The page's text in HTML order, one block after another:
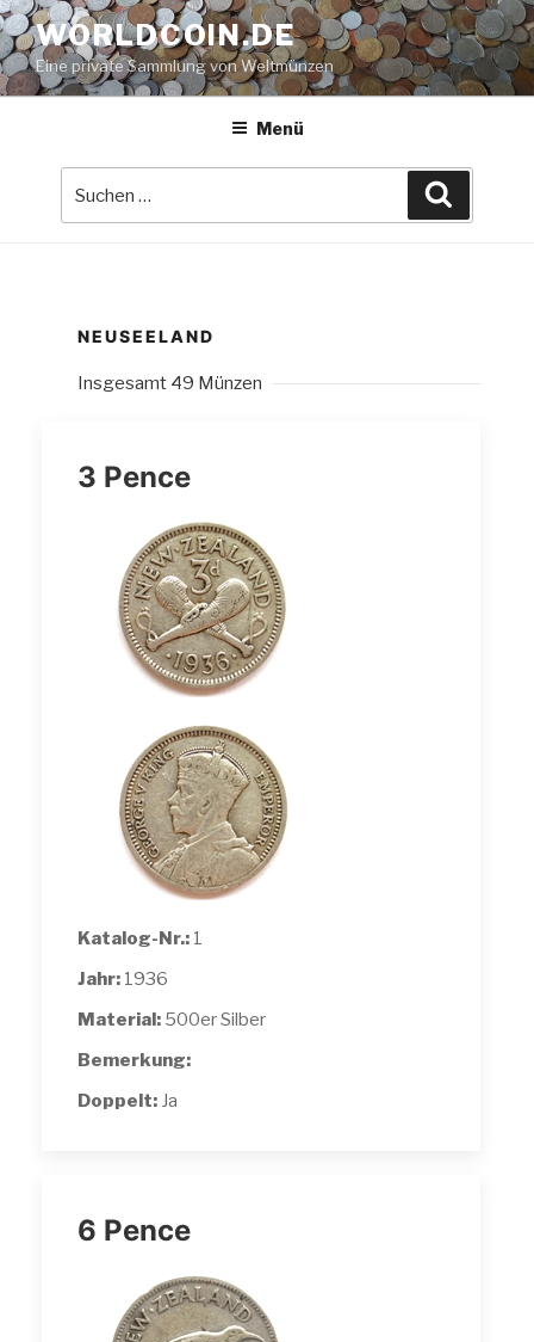
Zum
Inhalt
springen
WORLDCOIN.DE
Eine private Sammlung von Weltmünzen
Menü
NEUSEELAND
Insgesamt 49 Münzen
3 Pence
Katalog-Nr.: 1
Jahr: 1936
Material: 500er Silber
Bemerkung:
Doppelt: Ja
6 Pence